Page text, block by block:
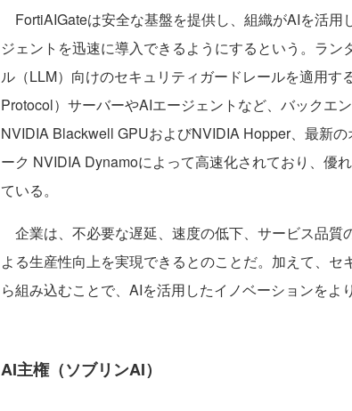
FortiAIGateは安全な基盤を提供し、組織がAIを活用
ジェントを迅速に導入できるようにするという。ラ
ル（LLM）向けのセキュリティガードレールを適用す
Protocol）サーバーやAIエージェントなど、バックエ
NVIDIA Blackwell GPUおよびNVIDIA Hopper、最新
ーク NVIDIA Dynamoによって高速化されており、優
ている。
企業は、不必要な遅延、速度の低下、サービス品質
よる生産性向上を実現できるとのことだ。加えて、
ら組み込むことで、AIを活用したイノベーションをよ
AI主権（ソブリンAI）